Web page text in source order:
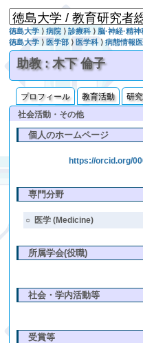
徳島大学 ⟩病院 ⟩診療科 ⟩ 脳·神経·精神
徳島大学 ⟩ 医学部 ⟩ 医学科 ⟩病態情報
助教 : 木下 倫子
プロフィール 教育活動 研
社会活動・その他
個人のホームページ
https://orcid.org/
専門分野
○ 医学 (Medicine)
所属学会(役職)
社会・学内活動等
受賞等